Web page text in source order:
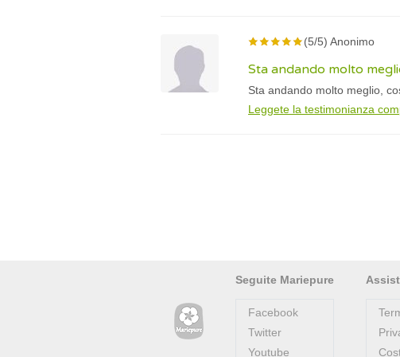
(5/5) Anonimo
Sta andando molto
Sta andando molto meglio,
Leggete la testimonianza
Seguite Mariepure
Facebook
Twitter
Youtube